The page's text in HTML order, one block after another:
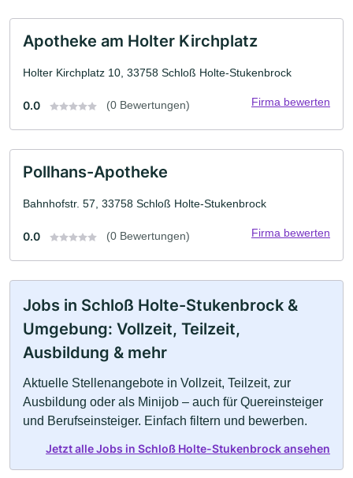
Apotheke am Holter Kirchplatz
Holter Kirchplatz 10, 33758 Schloß Holte-Stukenbrock
0.0 (0 Bewertungen) Firma bewerten
Pollhans-Apotheke
Bahnhofstr. 57, 33758 Schloß Holte-Stukenbrock
0.0 (0 Bewertungen) Firma bewerten
Jobs in Schloß Holte-Stukenbrock &
Umgebung: Vollzeit, Teilzeit,
Ausbildung & mehr
Aktuelle Stellenangebote in Vollzeit, Teilzeit, zur
Ausbildung oder als Minijob – auch für Quereinsteiger
und Berufseinsteiger. Einfach filtern und bewerben.
Jetzt alle Jobs in Schloß Holte-Stukenbrock ansehen